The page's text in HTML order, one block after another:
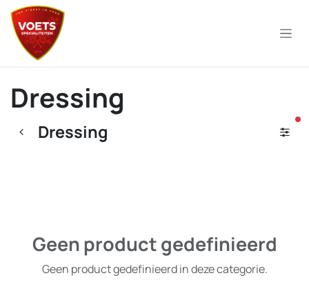
Overslaan naar inhoud
Dressing
Dressing
Geen product gedefinieerd
Geen product gedefinieerd in deze categorie.